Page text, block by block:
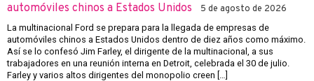
automóviles chinos a Estados Unidos
5 de agosto de 2026
La multinacional Ford se prepara para la llegada de empresas de
automóviles chinos a Estados Unidos dentro de diez años como máximo.
Así se lo confesó Jim Farley, el dirigente de la multinacional, a sus
trabajadores en una reunión interna en Detroit, celebrada el 30 de julio.
Farley y varios altos dirigentes del monopolio creen […]